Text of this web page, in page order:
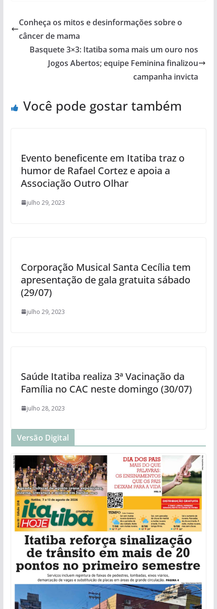
Conheça os mitos e desinformações sobre o
câncer de mama
Basquete 3×3: Itatiba soma mais um ouro nos
Jogos Abertos; equipe Feminina finalizou
campanha invicta
Você pode gostar também
Evento beneficente em Itatiba traz o
humor de Rafael Cortez e apoia a
Associação Outro Olhar
julho 29, 2023
Corporação Musical Santa Cecília tem
apresentação de gala gratuita sábado
(29/07)
julho 29, 2023
Saúde Itatiba realiza 3ª Vacinação da
Família no CAC neste domingo (30/07)
julho 28, 2023
Versão Digital